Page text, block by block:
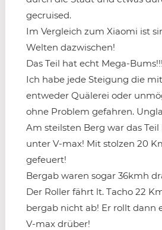
gecruised.
Im Vergleich zum Xiaomi ist
Welten dazwischen!
Das Teil hat echt Mega-Bums!!!
Ich habe jede Steigung die
entweder Quälerei oder
ohne Problem gefahren.
Am steilsten Berg war das
unter V-max! Mit stolzen 20
gefeuert!
Bergab waren sogar 36kmh
Der Roller fährt lt. Tacho 22
bergab nicht ab! Er rollt dann
V-max drüber!